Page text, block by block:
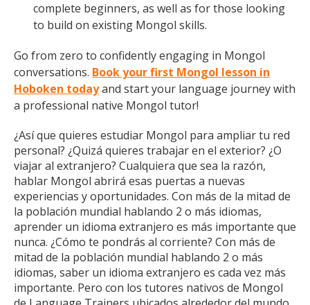
complete beginners, as well as for those looking
to build on existing Mongol skills.
Go from zero to confidently engaging in Mongol
conversations. Book your first Mongol lesson in
Hoboken todayand start your language journey with
a professional native Mongol tutor!
¿Así que quieres estudiar Mongol para ampliar tu red
personal? ¿Quizá quieres trabajar en el exterior? ¿O
viajar al extranjero? Cualquiera que sea la razón,
hablar Mongol abrirá esas puertas a nuevas
experiencias y oportunidades. Con más de la mitad de
la población mundial hablando 2 o más idiomas,
aprender un idioma extranjero es más importante que
nunca. ¿Cómo te pondrás al corriente? Con más de
mitad de la población mundial hablando 2 o más
idiomas, saber un idioma extranjero es cada vez más
importante. Pero con los tutores nativos de Mongol